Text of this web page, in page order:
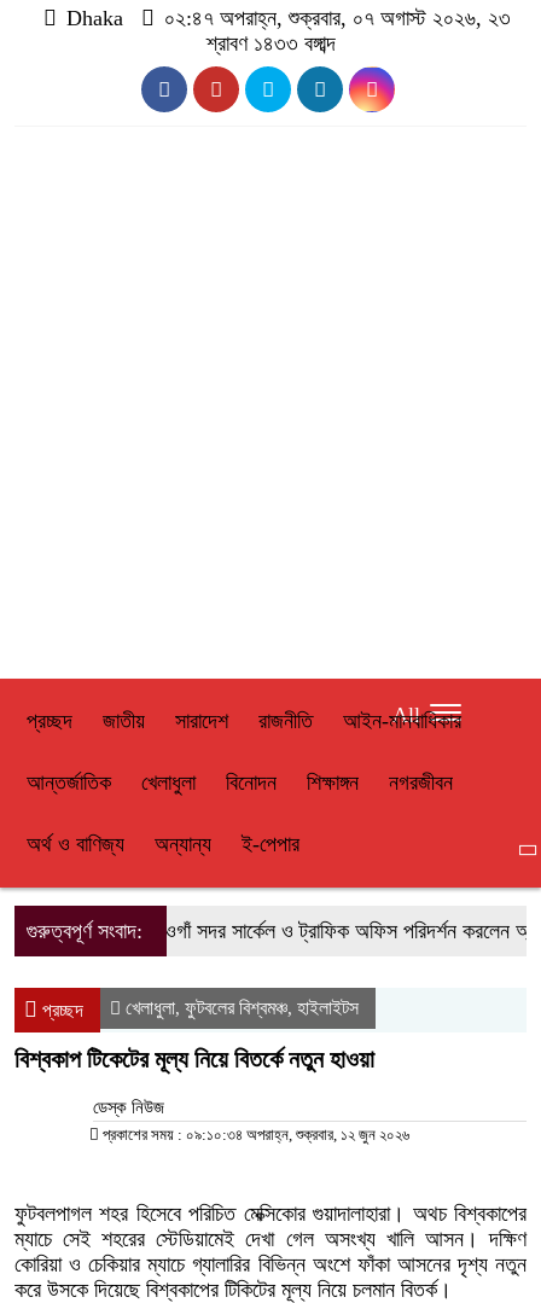
Dhaka
০২:৪৭ অপরাহ্ন, শুক্রবার, ০৭ অগাস্ট ২০২৬, ২৩
শ্রাবণ ১৪৩৩ বঙ্গাব্দ
প্রচ্ছদ জাতীয় সারাদেশ রাজনীতি আইন-মানবাধিকার
আন্তর্জাতিক খেলাধুলা বিনোদন শিক্ষাঙ্গন নগরজীবন
অর্থ ও বাণিজ্য অন্যান্য ই-পেপার
All
গুরুত্বপূর্ণ সংবাদ:নওগাঁ সদর সার্কেল ও ট্রাফিক অফিস পরিদর্শন করলেন
প্রচ্ছদ খেলাধুলা, ফুটবলের বিশ্বমঞ্চ, হাইলাইটস
বিশ্বকাপ টিকেটের মূল্য নিয়ে বিতর্কে নতুন হাওয়া
ডেস্ক নিউজ
প্রকাশের সময় : ০৯:১০:৩৪ অপরাহ্ন, শুক্রবার, ১২ জুন ২০২৬
ফুটবলপাগল শহর হিসেবে পরিচিত মেক্সিকোর গুয়াদালাহারা। অথচ বিশ্বকাপের
ম্যাচে সেই শহরের স্টেডিয়ামেই দেখা গেল অসংখ্য খালি আসন। দক্ষিণ
কোরিয়া ও চেকিয়ার ম্যাচে গ্যালারির বিভিন্ন অংশে ফাঁকা আসনের দৃশ্য নতুন
করে উসকে দিয়েছে বিশ্বকাপের টিকিটের মূল্য নিয়ে চলমান বিতর্ক।